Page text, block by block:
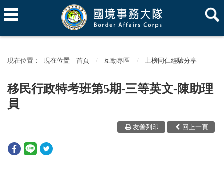
現在位置 首頁 互動專區 上榜同仁經驗分享
移民行政特考班第5期-三等英文-陳助理
員
回上一頁
友善列印